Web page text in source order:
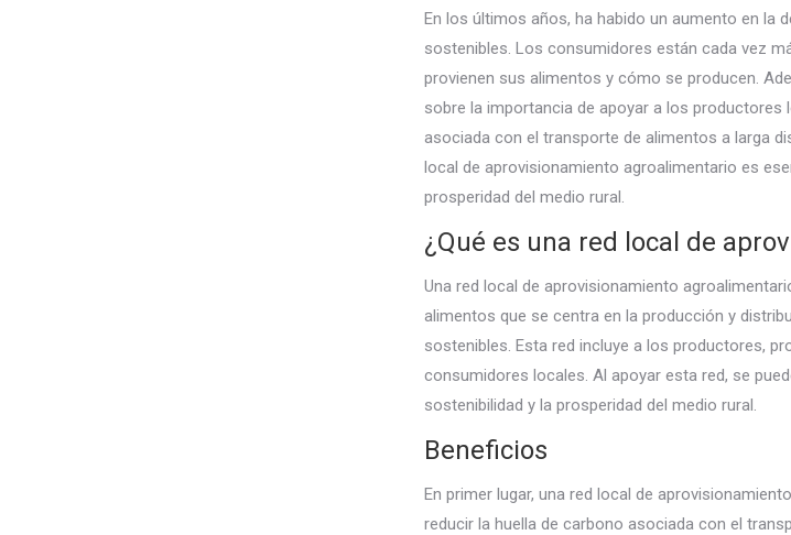
En los últimos años, ha habido un aumento en la
sostenibles. Los consumidores están cada vez
provienen sus alimentos y cómo se producen.
sobre la importancia de apoyar a los productores
asociada con el transporte de alimentos a larga
local de aprovisionamiento agroalimentario es
prosperidad del medio rural.
¿Qué es una red local de
Una red local de aprovisionamiento
alimentos que se centra en la producción y
sostenibles. Esta red incluye a los productores,
consumidores locales. Al apoyar esta red, se
sostenibilidad y la prosperidad del medio rural.
Beneficios
En primer lugar, una red local de
reducir la huella de carbono asociada con el